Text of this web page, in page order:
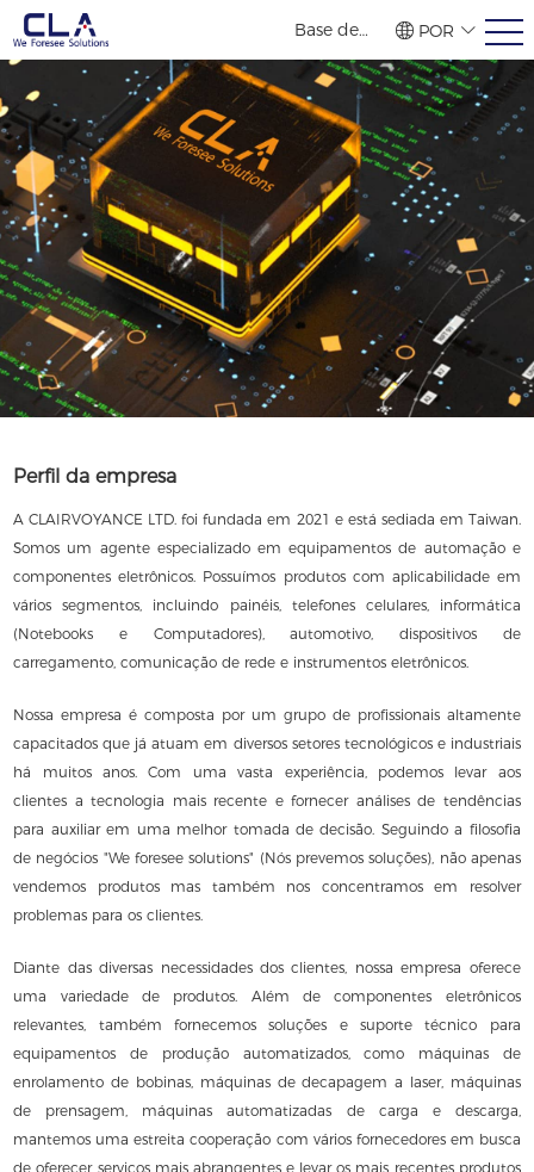
Base de
exterior
POR
繁體
简体
ENG
Perfil da empresa
A CLAIRVOYANCE LTD. foi fundada em 2021 e está sediada em Taiwan.
Somos um agente especializado em equipamentos de automação e
componentes eletrônicos. Possuímos produtos com aplicabilidade em
vários segmentos, incluindo painéis, telefones celulares, informática
(Notebooks e Computadores), automotivo, dispositivos de
carregamento, comunicação de rede e instrumentos eletrônicos.
Nossa empresa é composta por um grupo de profissionais altamente
capacitados que já atuam em diversos setores tecnológicos e industriais
há muitos anos. Com uma vasta experiência, podemos levar aos
clientes a tecnologia mais recente e fornecer análises de tendências
para auxiliar em uma melhor tomada de decisão. Seguindo a filosofia
de negócios "We foresee solutions" (Nós prevemos soluções), não apenas
vendemos produtos mas também nos concentramos em resolver
problemas para os clientes.
Diante das diversas necessidades dos clientes, nossa empresa oferece
uma variedade de produtos. Além de componentes eletrônicos
relevantes, também fornecemos soluções e suporte técnico para
equipamentos de produção automatizados, como máquinas de
enrolamento de bobinas, máquinas de decapagem a laser, máquinas
de prensagem, máquinas automatizadas de carga e descarga,
mantemos uma estreita cooperação com vários fornecedores em busca
de oferecer serviços mais abrangentes e levar os mais recentes produtos